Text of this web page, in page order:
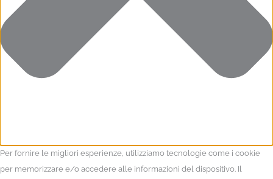
Per fornire le migliori esperienze, utilizziamo tecnologie come i cookie
per memorizzare e/o accedere alle informazioni del dispositivo. Il